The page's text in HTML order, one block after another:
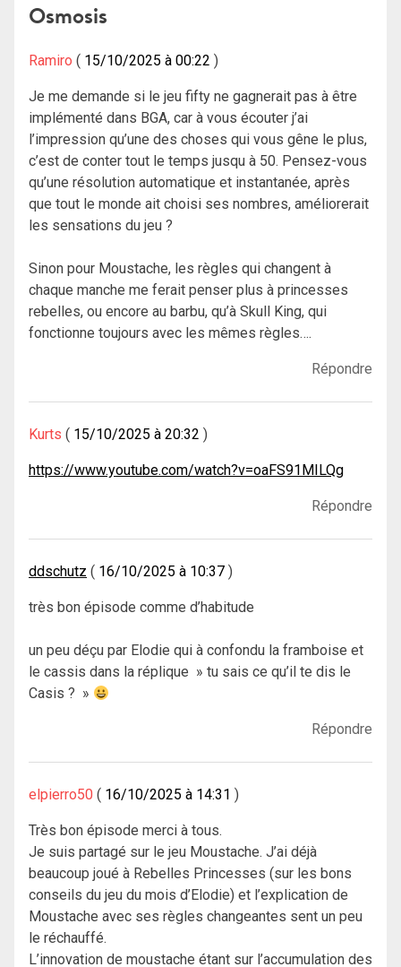
Osmosis
Ramiro 15/10/2025 à 00:22
Je me demande si le jeu fifty ne gagnerait pas à être
implémenté dans BGA, car à vous écouter j’ai
l’impression qu’une des choses qui vous gêne le plus,
c’est de conter tout le temps jusqu à 50. Pensez-vous
qu’une résolution automatique et instantanée, après
que tout le monde ait choisi ses nombres, améliorerait
les sensations du jeu ?
Sinon pour Moustache, les règles qui changent à
chaque manche me ferait penser plus à princesses
rebelles, ou encore au barbu, qu’à Skull King, qui
fonctionne toujours avec les mêmes règles….
Répondre
Kurts 15/10/2025 à 20:32
https://www.youtube.com/watch?v=oaFS91MILQg
Répondre
ddschutz 16/10/2025 à 10:37
très bon épisode comme d’habitude
un peu déçu par Elodie qui à confondu la framboise et
le cassis dans la réplique » tu sais ce qu’il te dis le
Casis ? »
Répondre
elpierro50 16/10/2025 à 14:31
Très bon épisode merci à tous.
Je suis partagé sur le jeu Moustache. J’ai déjà
beaucoup joué à Rebelles Princesses (sur les bons
conseils du jeu du mois d’Elodie) et l’explication de
Moustache avec ses règles changeantes sent un peu
le réchauffé.
L’innovation de moustache étant sur l’accumulation des